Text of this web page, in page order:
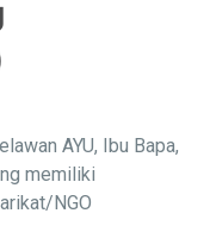
AYU, Ibu Bapa,
memiliki
NGO